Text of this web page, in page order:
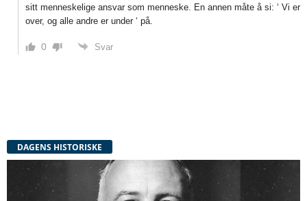
sitt menneskelige ansvar som menneske. En annen måte å si: ‘ Vi er
over, og alle andre er under ‘ på.
0 Svar
DAGENS HISTORISKE